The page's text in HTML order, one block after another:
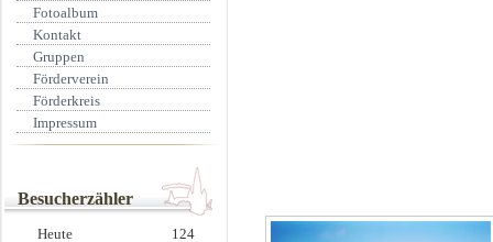
Fotoalbum
Kontakt
Gruppen
Förderverein
Förderkreis
Impressum
Besucherzähler
Heute
124